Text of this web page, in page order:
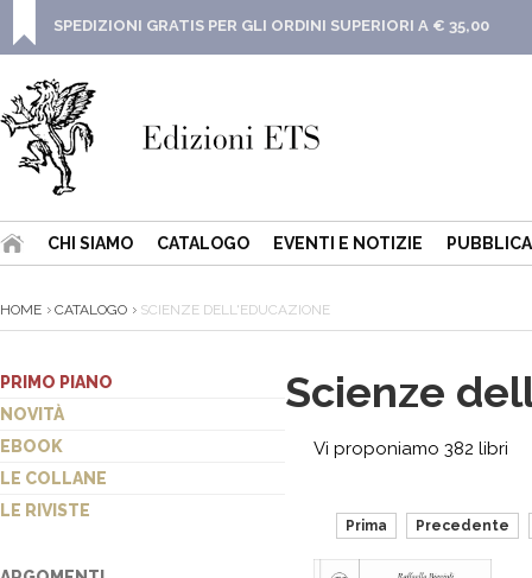
SPEDIZIONI GRATIS PER GLI ORDINI SUPERIORI A € 35,00
CHI SIAMO CATALOGO EVENTI E NOTIZIE
HOME CATALOGO SCIENZE DELL'EDUCAZIONE
PRIMO PIANO
NOVITÀ
EBOOK
LE COLLANE
LE RIVISTE
Scienze
Vi proponiamo 382 libri
Prima Precedente